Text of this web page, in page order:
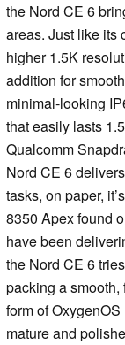
the Nord CE 6
areas. Just like its
higher 1.5K
addition for
minimal-looking
that easily lasts
Qualcomm
Nord CE 6
tasks, on paper,
8350 Apex found
have been
the Nord CE 6
packing a
form of
mature and